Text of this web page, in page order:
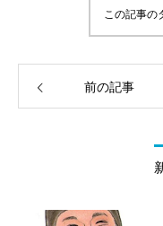
この記事の
前の記事